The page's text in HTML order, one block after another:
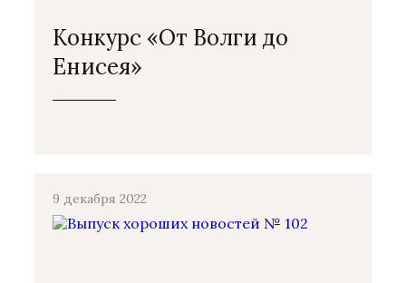
Конкурс «От Волги до
Енисея»
9 декабря 2022